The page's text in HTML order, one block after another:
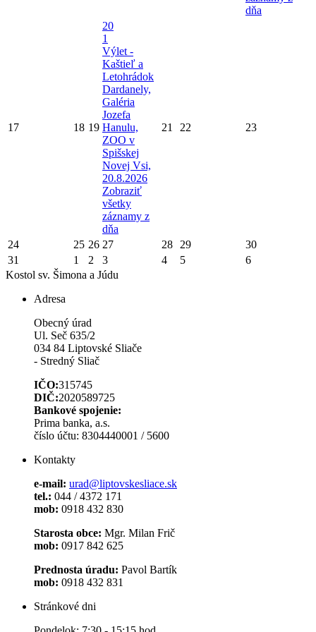
dňa
17 18 19
20
1
Výlet -
Kaštieľ a
Letohrádok
Dardanely,
Galéria
Jozefa
Hanulu,
ZOO v
Spišskej
Novej Vsi,
20.8.2026
Zobraziť
všetky
záznamy z
dňa
21 22 23
24 25 26 27 28 29
30
31
1 2 3 4 5
6
Kostol sv. Šimona a Júdu
Adresa
Obecný úrad
Ul. Seč 635/2
034 84 Liptovské Sliače
- Stredný Sliač
IČO:315745
DIČ:2020589725
Bankové spojenie:
Prima banka, a.s.
číslo účtu: 8304440001 / 5600
Kontakty
e-mail: urad@liptovskesliace.sk
tel.: 044 / 4372 171
mob: 0918 432 830
Starosta obce: Mgr. Milan Frič
mob: 0917 842 625
Prednosta úradu: Pavol Bartík
mob: 0918 432 831
Stránkové dni